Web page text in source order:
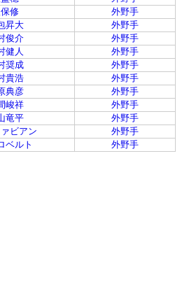
修
外野手
昇大
外野手
俊介
外野手
健人
外野手
奨成
外野手
貴浩
外野手
典彦
外野手
峻祥
外野手
竜平
外野手
ビアン
外野手
ベルト 外野手